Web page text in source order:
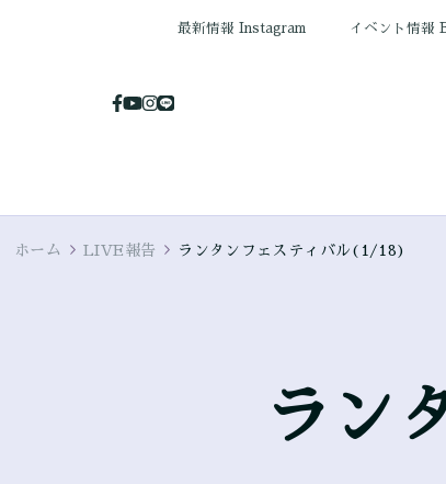
最新情報 Instagram イベント情報
ホーム LIVE報告 ランタンフェスティバル(1/18)
ラン